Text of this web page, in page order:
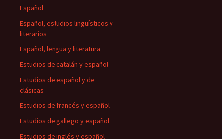
Español
Español, estudios lingüísticos y
literarios
Español, lengua y literatura
Estudios de catalán y español
Estudios de español y de
clásicas
Estudios de francés y español
Estudios de gallego y español
Estudios de inglés y español